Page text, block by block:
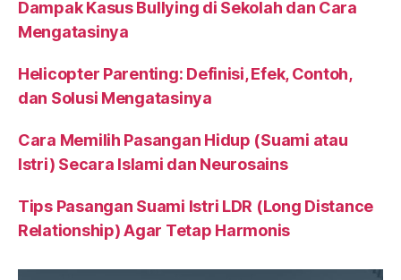
Dampak Kasus Bullying di Sekolah dan Cara
Mengatasinya
Helicopter Parenting: Definisi, Efek, Contoh,
dan Solusi Mengatasinya
Cara Memilih Pasangan Hidup (Suami atau
Istri) Secara Islami dan Neurosains
Tips Pasangan Suami Istri LDR (Long Distance
Relationship) Agar Tetap Harmonis